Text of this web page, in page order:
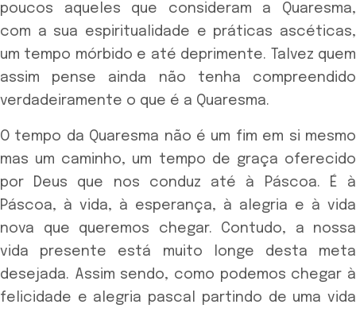
poucos aqueles que consideram a Quaresma,
com a sua espiritualidade e práticas ascéticas,
um tempo mórbido e até deprimente. Talvez quem
assim pense ainda não tenha compreendido
verdadeiramente o que é a Quaresma.
O tempo da Quaresma não é um fim em si mesmo
mas um caminho, um tempo de graça oferecido
por Deus que nos conduz até à Páscoa. É à
Páscoa, à vida, à esperança, à alegria e à vida
nova que queremos chegar. Contudo, a nossa
vida presente está muito longe desta meta
desejada. Assim sendo, como podemos chegar à
felicidade e alegria pascal partindo de uma vida